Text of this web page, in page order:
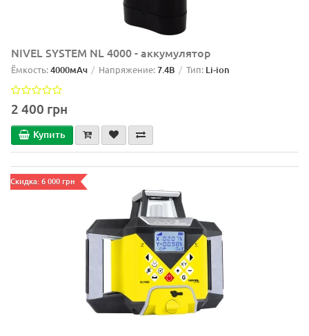
NIVEL SYSTEM NL 4000 - аккумулятор
Ёмкость:4000мАч Напряжение:7.4В Тип: Li-ion
2 400 грн
Купить
Скидка: 6 000 грн